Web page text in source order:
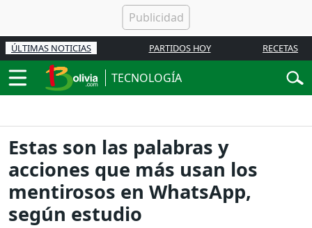
ÚLTIMAS NOTICIAS PARTIDOS HOY RECETAS
TECNOLOGÍA
Estas son las palabras y
acciones que más usan los
mentirosos en WhatsApp,
según estudio